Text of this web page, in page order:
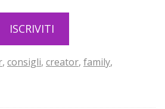
ISCRIVITI
, consigli, creator, family,